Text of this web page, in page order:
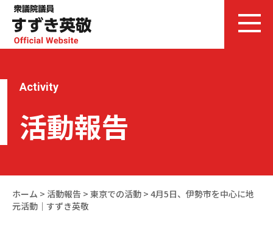
Activity
活動報告
ホーム > 活動報告 > 東京での活動 > 4月5日、伊勢市を中心に地
元活動｜すずき英敬